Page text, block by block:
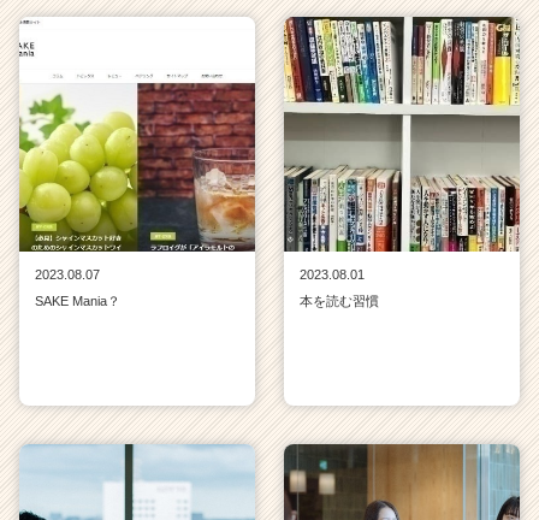
2023.08.07
SAKE Mania？
2023.08.01
本を読む習慣